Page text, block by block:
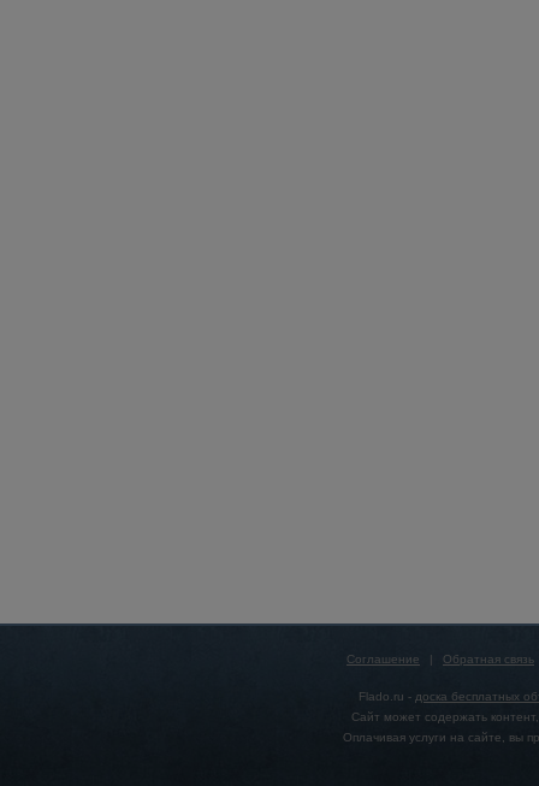
Соглашение | Обратная связь
Flado.ru - доска бесплатных
Сайт может содержать
Оплачивая услуги на сайте, вы